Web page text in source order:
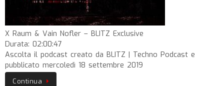
X Raum & Vain Nofler – BLITZ Exclusive
Durata: 02:00:47
Ascolta il podcast creato da BLITZ | Techno Podcast e
pubblicato mercoledì 18 settembre 2019
Continua